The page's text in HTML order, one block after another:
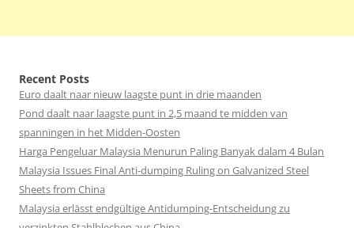
Recent Posts
Euro daalt naar nieuw laagste punt in drie maanden
Pond daalt naar laagste punt in 2,5 maand te midden van
spanningen in het Midden-Oosten
Harga Pengeluar Malaysia Menurun Paling Banyak dalam 4 Bulan
Malaysia Issues Final Anti-dumping Ruling on Galvanized Steel
Sheets from China
Malaysia erlässt endgültige Antidumping-Entscheidung zu